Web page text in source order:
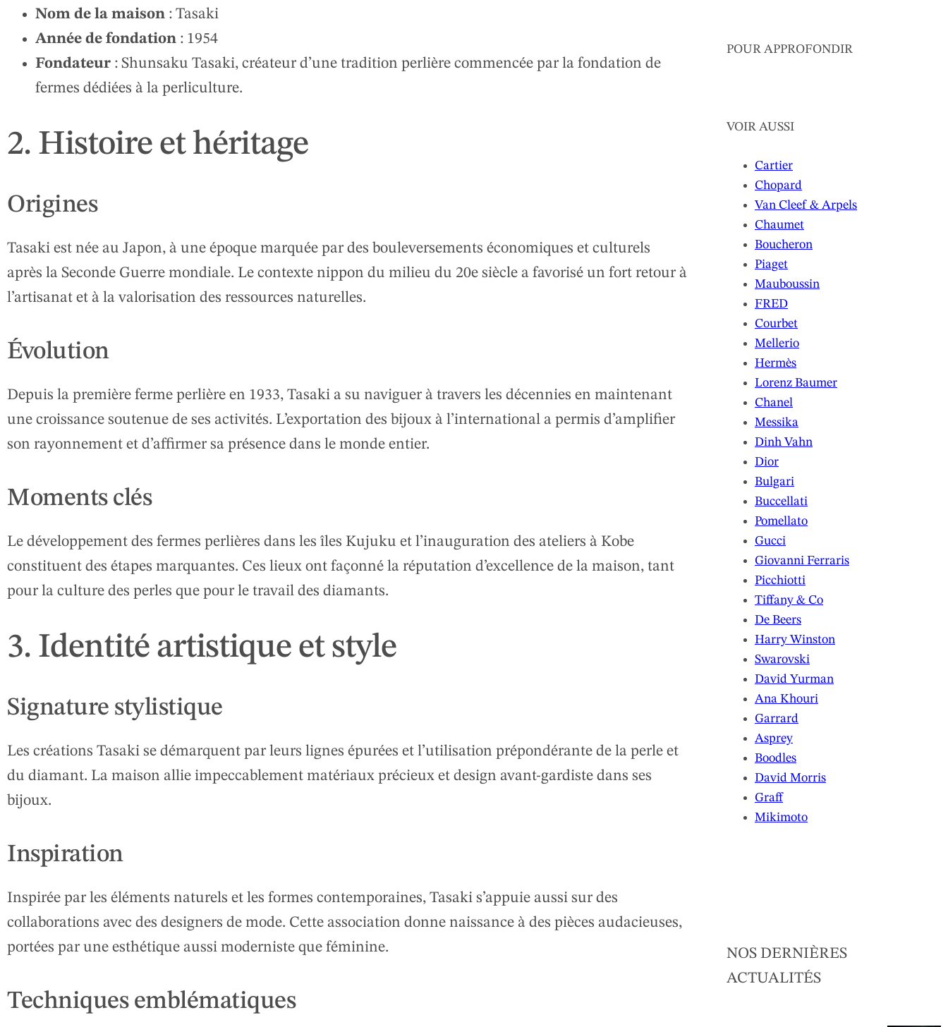
Nom de la maison : Tasaki
Année de fondation : 1954
Fondateur : Shunsaku Tasaki, créateur d’une tradition perlière commencée par la fondation de
fermes dédiées à la perliculture.
2. Histoire et héritage
Origines
Tasaki est née au Japon, à une époque marquée par des bouleversements économiques et culturels
après la Seconde Guerre mondiale. Le contexte nippon du milieu du 20e siècle a favorisé un fort retour à
l’artisanat et à la valorisation des ressources naturelles.
Évolution
Depuis la première ferme perlière en 1933, Tasaki a su naviguer à travers les décennies en maintenant
une croissance soutenue de ses activités. L’exportation des bijoux à l’international a permis d’amplifier
son rayonnement et d’affirmer sa présence dans le monde entier.
Moments clés
Le développement des fermes perlières dans les îles Kujuku et l’inauguration des ateliers à Kobe
constituent des étapes marquantes. Ces lieux ont façonné la réputation d’excellence de la maison, tant
pour la culture des perles que pour le travail des diamants.
3. Identité artistique et style
Signature stylistique
Les créations Tasaki se démarquent par leurs lignes épurées et l’utilisation prépondérante de la perle et
du diamant. La maison allie impeccablement matériaux précieux et design avant-gardiste dans ses
bijoux.
Inspiration
Inspirée par les éléments naturels et les formes contemporaines, Tasaki s’appuie aussi sur des
collaborations avec des designers de mode. Cette association donne naissance à des pièces audacieuses,
portées par une esthétique aussi moderniste que féminine.
Techniques emblématiques
POUR APPROFONDIR
VOIR AUSSI
Cartier
Chopard
Van Cleef & Arpels
Chaumet
Boucheron
Piaget
Mauboussin
FRED
Courbet
Mellerio
Hermès
Lorenz Baumer
Chanel
Messika
Dinh Vahn
Dior
Bulgari
Buccellati
Pomellato
Gucci
Giovanni Ferraris
Picchiotti
Tiffany & Co
De Beers
Harry Winston
Swarovski
David Yurman
Ana Khouri
Garrard
Asprey
Boodles
David Morris
Graff
Mikimoto
NOS DERNIÈRES
ACTUALITÉS